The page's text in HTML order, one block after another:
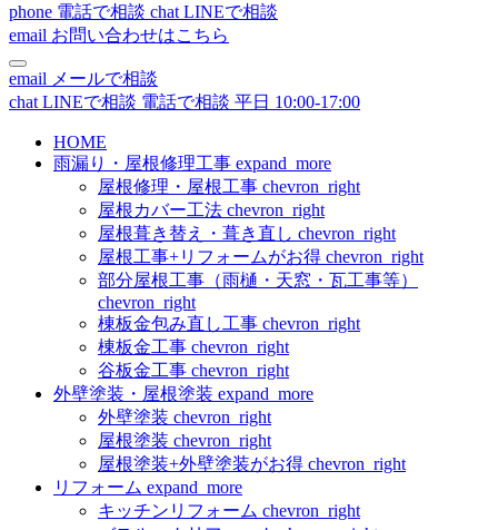
phone 電話で相談 chat LINEで相談
email お問い合わせはこちら
email メールで相談
chat LINEで相談 電話で相談 平日 10:00-17:00
HOME
雨漏り・屋根修理工事 expand_more
屋根修理・屋根工事 chevron_right
屋根カバー工法 chevron_right
屋根葺き替え・葺き直し chevron_right
屋根工事+リフォームがお得 chevron_right
部分屋根工事（雨樋・天窓・瓦工事等）
chevron_right
棟板金包み直し工事 chevron_right
棟板金工事 chevron_right
谷板金工事 chevron_right
外壁塗装・屋根塗装 expand_more
外壁塗装 chevron_right
屋根塗装 chevron_right
屋根塗装+外壁塗装がお得 chevron_right
リフォーム expand_more
キッチンリフォーム chevron_right